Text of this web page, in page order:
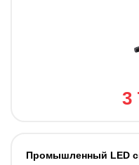
3
Промышленный LED